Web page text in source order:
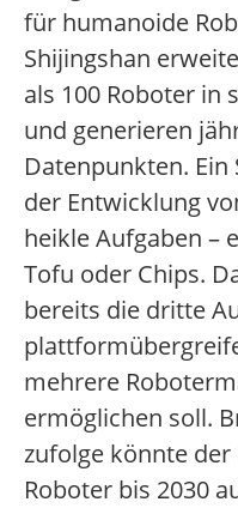
für humanoide
Shijingshan
als 100 Roboter in
und generieren
Datenpunkten.
der Entwicklung
heikle Aufgaben –
Tofu oder Chips.
bereits die dritte
mehrere
ermöglichen soll.
zufolge könnte
Roboter bis 2030